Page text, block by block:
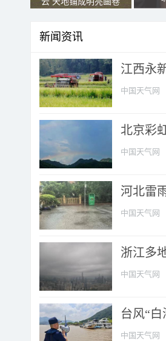
新闻资讯
江西永
中国天气网
北京彩
中国天气网
河北雷
中国天气网
浙江多
中国天气网
台风“
中国天气网